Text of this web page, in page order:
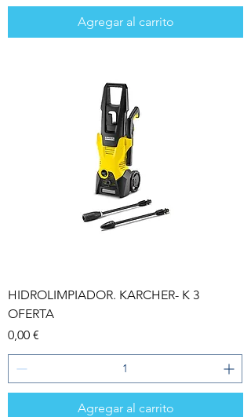
Agregar al carrito
HIDROLIMPIADOR. KARCHER- K 3
OFERTA
Precio
0,00 €
Agregar al carrito